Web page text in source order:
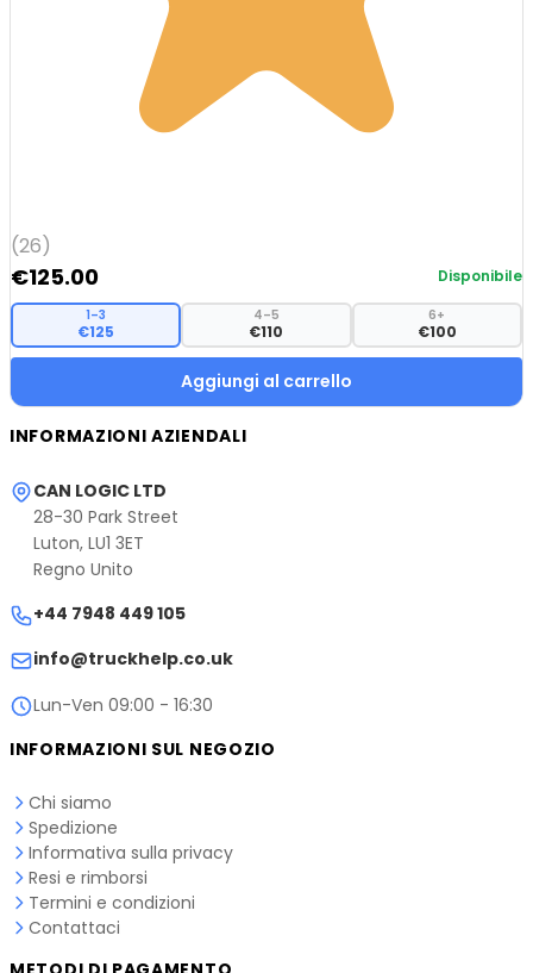
(26)
€125.00 Disponibile
1–3
€125
4–5
€110
6+
€100
Aggiungi al carrello
INFORMAZIONI AZIENDALI
CAN LOGIC LTD
28-30 Park Street
Luton, LU1 3ET
Regno Unito
+44 7948 449 105
info@truckhelp.co.uk
Lun-Ven 09:00 - 16:30
INFORMAZIONI SUL NEGOZIO
Chi siamo
Spedizione
Informativa sulla privacy
Resi e rimborsi
Termini e condizioni
Contattaci